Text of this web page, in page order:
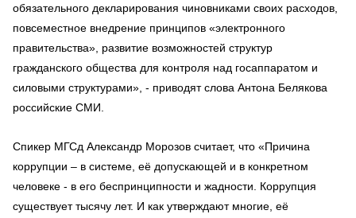
обязательного декларирования чиновниками своих расходов,
повсеместное внедрение принципов «электронного
правительства», развитие возможностей структур
гражданского общества для контроля над госаппаратом и
силовыми структурами», - приводят слова Антона Белякова
российские СМИ.
Спикер МГСд Александр Морозов считает, что «Причина
коррупции – в системе, её допускающей и в конкретном
человеке - в его беспринципности и жадности. Коррупция
существует тысячу лет. И как утверждают многие, её